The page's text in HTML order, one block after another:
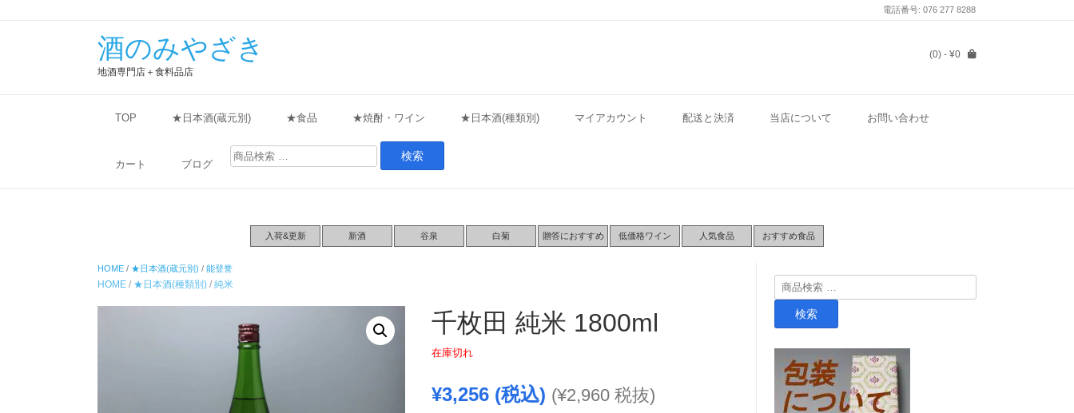
電話番号: 076 277 8288
酒のみやざき
地酒専門店＋食料品店
(0) - ¥0
TOP ★日本酒(蔵元別) ★食品 ★焼酎・ワイン ★日本酒(種類別) マイアカウント 配送と決済 当店について お問い合わせ
カート ブログ
検
索
入荷&更新 新酒 谷泉 白菊 贈答におすすめ 低価格ワイン 人気食品 おすすめ食品
HOME / ★日本酒(蔵元別) / 能登誉
HOME / ★日本酒(種類別) / 純米
千枚田 純米 1800ml
在庫切れ
¥3,256(税込) (¥2,960税抜)
検
索
検索